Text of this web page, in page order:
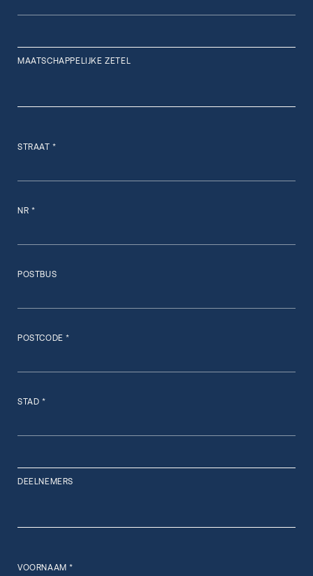
MAATSCHAPPELIJKE ZETEL
STRAAT *
NR *
POSTBUS
POSTCODE *
STAD *
DEELNEMERS
VOORNAAM *